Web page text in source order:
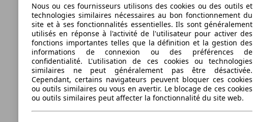
Nous ou ces fournisseurs utilisons des cookies ou des outils et
technologies similaires nécessaires au bon fonctionnement du
site et à ses fonctionnalités essentielles. Ils sont généralement
utilisés en réponse à l'activité de l'utilisateur pour activer des
fonctions importantes telles que la définition et la gestion des
informations de connexion ou des préférences de
confidentialité. L'utilisation de ces cookies ou technologies
similaires ne peut généralement pas être désactivée.
Cependant, certains navigateurs peuvent bloquer ces cookies
ou outils similaires ou vous en avertir. Le blocage de ces cookies
ou outils similaires peut affecter la fonctionnalité du site web.